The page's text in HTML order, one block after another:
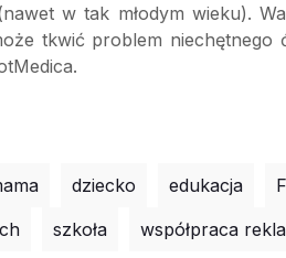
w tak młodym wieku).
tkwić problem niechętnego
dziecko edukacja
szkoła współpraca